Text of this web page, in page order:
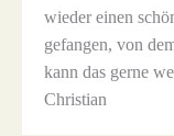
wieder einen
gefangen, von
kann das gerne
Christian